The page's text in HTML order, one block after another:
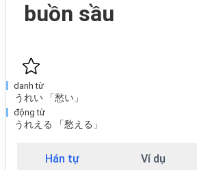
buồn sầu
danh từ
うれい 「愁い」
động từ
うれえる 「愁える」
Hán tự Ví dụ